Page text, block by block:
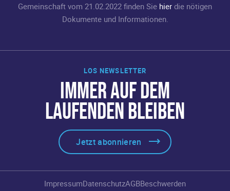
LOS NEWSLETTER
IMMER AUF DEM
LAUFENDEN BLEIBEN
Jetzt abonnieren
Gemeinschaft vom 21.02.2022 finden Sie hier die nötigen
Dokumente und Informationen.
ImpressumDatenschutzAGBBeschwerden